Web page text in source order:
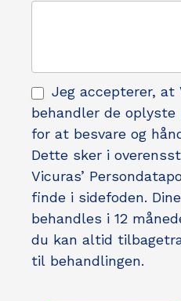
Jeg accepterer, at
behandler de oplyste
for at besvare og
Dette sker i
Vicuras’
finde i sidefoden.
behandles i 12
du kan altid
til behandlingen.